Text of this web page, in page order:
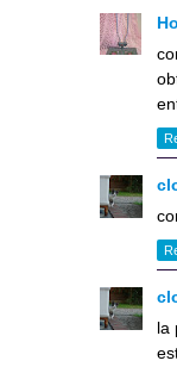
la